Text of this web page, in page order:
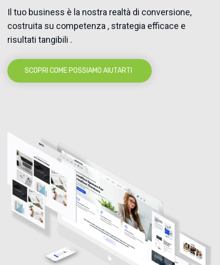
Il tuo business è la nostra realtà di conversione,
costruita su competenza , strategia efficace e
risultati tangibili .
SCOPRI COME POSSIAMO AIUTARTI